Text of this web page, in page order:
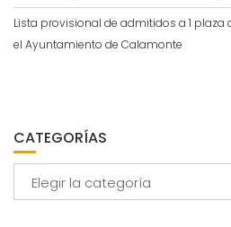
Lista provisional de admitidos a 1 plaza
el Ayuntamiento de Calamonte
CATEGORÍAS